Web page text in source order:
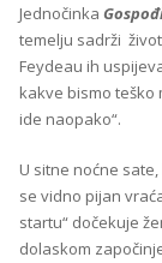
Jednočinka
temelju sadrži
Feydeau ih
kakve bismo teško
ide naopako“.
U sitne noćne
se vidno pijan
startu“ dočekuje
dolaskom